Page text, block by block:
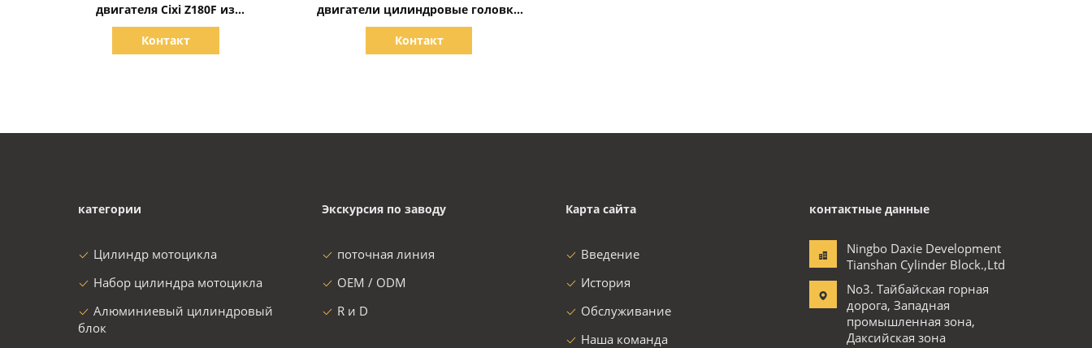
двигателя Cixi Z180F из
алюминиевого сплава
Контакт
двигатели цилиндровые головки
Z170F для циклов цилиндров Cixi
Контакт
категории
Цилиндр мотоцикла
Набор цилиндра мотоцикла
Алюминиевый цилиндровый
блок
Экскурсия по заводу
поточная линия
OEM / ODM
R и D
Карта сайта
Введение
История
Обслуживание
Наша команда
контактные данные
Ningbo Daxie Development
Tianshan Cylinder Block.,Ltd
No3. Тайбайская горная
дорога, Западная
промышленная зона,
Даксийская зона